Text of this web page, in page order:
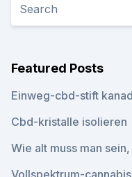
Featured Posts
Einweg-cbd-stift
Cbd-kristalle isolieren
Wie alt muss man
Vollspektrum-